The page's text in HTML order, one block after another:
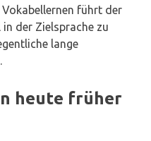
führt der
der Zielsprache zu
lange
heute früher